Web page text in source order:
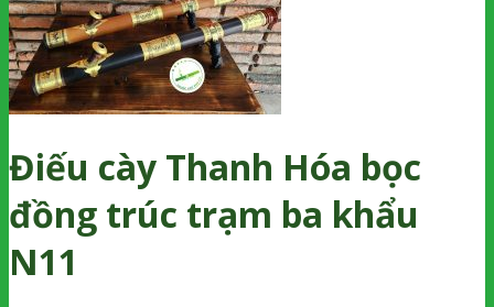
Điếu cày Thanh Hóa bọc
đồng trúc trạm ba khẩu
N11